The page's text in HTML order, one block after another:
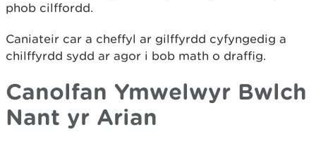
phob cilffordd.
Caniateir car a cheffyl ar gilffyrdd cyfyngedig a
chilffyrdd sydd ar agor i bob math o draffig.
Canolfan Ymwelwyr Bwlch
Nant yr Arian